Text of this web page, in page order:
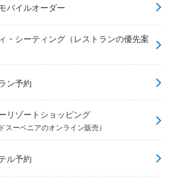
バイルオーダー
・シーティング（レストランの優先案
ン予約
リゾートショッピング
スーベニアのオンライン販売）
ル予約